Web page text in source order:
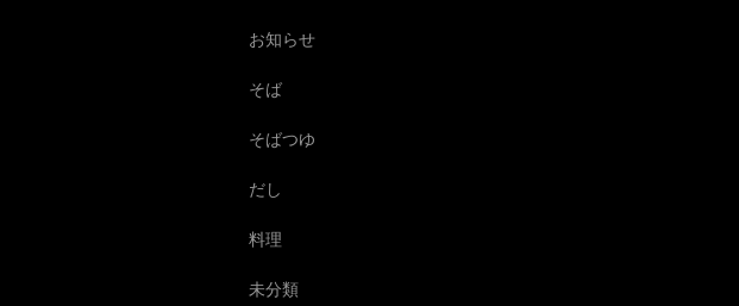
お知らせ
そば
そばつゆ
だし
料理
未分類